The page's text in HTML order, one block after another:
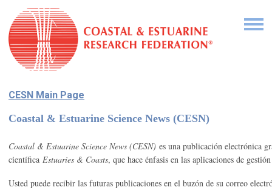
CESN Main Page
Coastal & Estuarine Science News (CESN)
Coastal & Estuarine Science News (CESN) es una publicación electrónica
científica Estuaries & Coasts, que hace énfasis en las aplicaciones de
Usted puede recibir las futuras publicaciones en el buzón de su correo